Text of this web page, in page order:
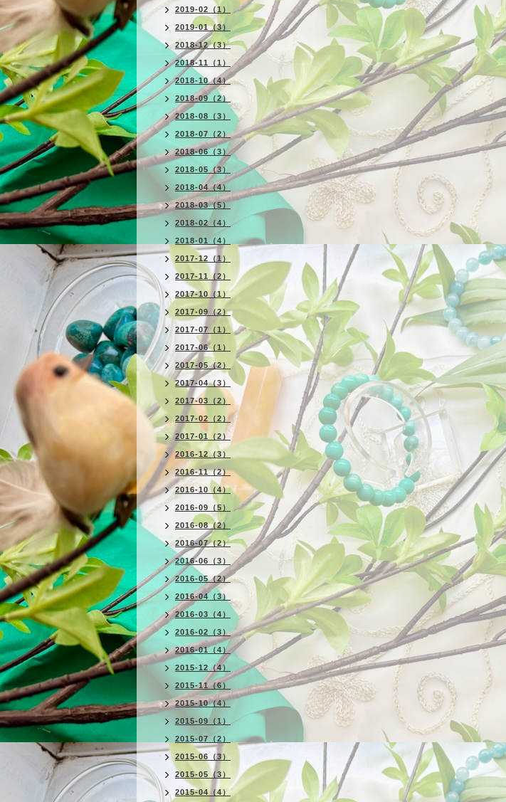
2019-02（1）
2019-01（3）
2018-12（3）
2018-11（1）
2018-10（4）
2018-09（2）
2018-08（3）
2018-07（2）
2018-06（3）
2018-05（3）
2018-04（4）
2018-03（5）
2018-02（4）
2018-01（4）
2017-12（1）
2017-11（2）
2017-10（1）
2017-09（2）
2017-07（1）
2017-06（1）
2017-05（2）
2017-04（3）
2017-03（2）
2017-02（2）
2017-01（2）
2016-12（3）
2016-11（2）
2016-10（4）
2016-09（5）
2016-08（2）
2016-07（2）
2016-06（3）
2016-05（2）
2016-04（3）
2016-03（4）
2016-02（3）
2016-01（4）
2015-12（4）
2015-11（6）
2015-10（4）
2015-09（1）
2015-07（2）
2015-06（3）
2015-05（3）
2015-04（4）